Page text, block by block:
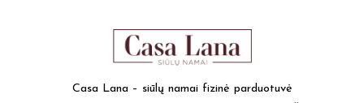
Casa Lana – siūlų namai fizinė parduotuvė